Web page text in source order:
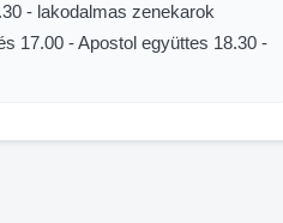
- lakodalmas zenekarok
17.00 - Apostol együttes 18.30 -